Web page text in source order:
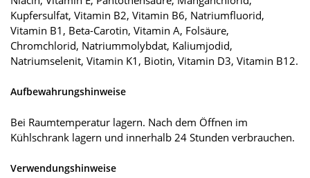
Kupfersulfat, Vitamin B2, Vitamin B6, Natriumfluorid,
Vitamin B1, Beta-Carotin, Vitamin A, Folsäure,
Chromchlorid, Natriummolybdat, Kaliumjodid,
Natriumselenit, Vitamin K1, Biotin, Vitamin D3, Vitamin B12.
Aufbewahrungshinweise
Bei Raumtemperatur lagern. Nach dem Öffnen im
Kühlschrank lagern und innerhalb 24 Stunden verbrauchen.
Verwendungshinweise